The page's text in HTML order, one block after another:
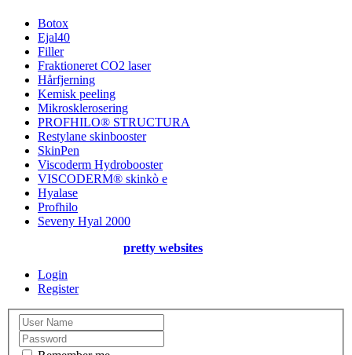
Botox
Ejal40
Filler
Fraktioneret CO2 laser
Hårfjerning
Kemisk peeling
Mikrosklerosering
PROFHILO® STRUCTURA
Restylane skinbooster
SkinPen
Viscoderm Hydrobooster
VISCODERM® skinkò e
Hyalase
Profhilo
Seveny Hyal 2000
pretty websites
Login
Register